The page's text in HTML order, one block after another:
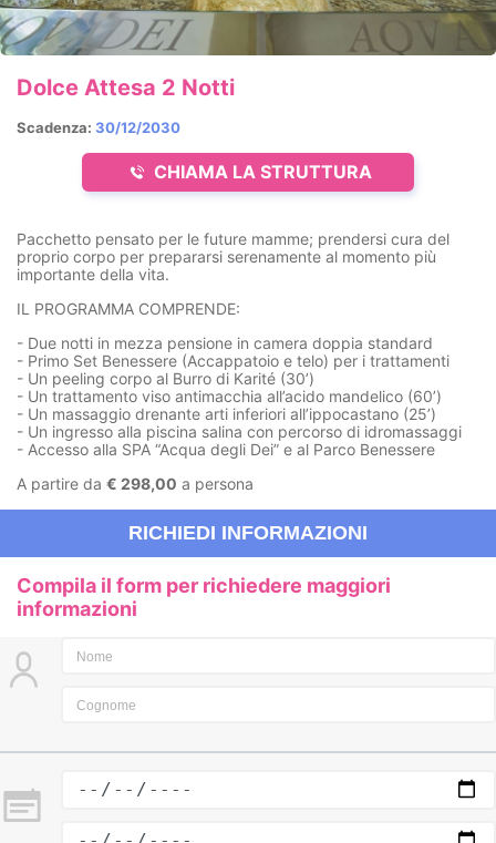
CHIAMA LA STRUTTURA
Scadenza: 30/12/2030
Dolce Attesa 2 Notti
Pacchetto pensato per le future mamme; prendersi cura del
proprio corpo per prepararsi serenamente al momento più
importante della vita.
IL PROGRAMMA COMPRENDE:
- Due notti in mezza pensione in camera doppia standard
- Primo Set Benessere (Accappatoio e telo) per i trattamenti
- Un peeling corpo al Burro di Karité (30’)
- Un trattamento viso antimacchia all’acido mandelico (60’)
- Un massaggio drenante arti inferiori all’ippocastano (25’)
- Un ingresso alla piscina salina con percorso di idromassaggi
- Accesso alla SPA “Acqua degli Dei” e al Parco Benessere
A partire da € 298,00 a persona
RICHIEDI INFORMAZIONI
Compila il form per richiedere maggiori
informazioni